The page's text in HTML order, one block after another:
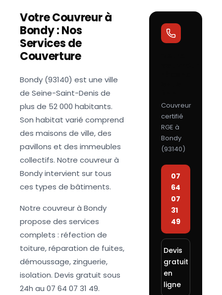
Votre Couvreur à
Bondy: Nos
Services de
Couverture
Bondy (93140) est une ville
de Seine-Saint-Denis de
plus de 52 000 habitants.
Son habitat varié comprend
des maisons de ville, des
pavillons et des immeubles
collectifs. Notre couvreur à
Bondy intervient sur tous
ces types de bâtiments.
Notre couvreur à Bondy
propose des services
complets : réfection de
toiture, réparation de fuites,
démoussage, zinguerie,
isolation. Devis gratuit sous
24h au 07 64 07 31 49.
Couvreur
certifié
RGE à
Bondy
(93140)
07
64
07
31
49
Devis
gratuit
en
ligne